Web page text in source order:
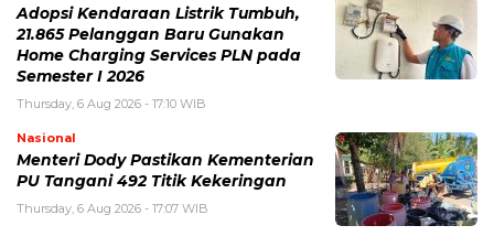
Adopsi Kendaraan Listrik Tumbuh,
21.865 Pelanggan Baru Gunakan
Home Charging Services PLN pada
Semester I 2026
Thursday, 6 Aug 2026 - 17:10 WIB
Nasional
Menteri Dody Pastikan Kementerian
PU Tangani 492 Titik Kekeringan
Thursday, 6 Aug 2026 - 17:07 WIB